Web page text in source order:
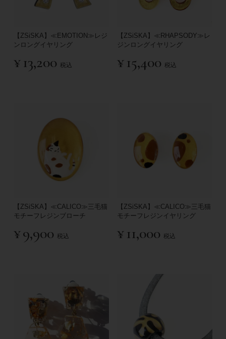
【ZSiSKA】≪EMOTION≫レジ
ンロングイヤリング
¥ 13,200 税込
【ZSiSKA】≪RHAPSODY≫レ
ジンロングイヤリング
¥ 15,400 税込
【ZSiSKA】≪CALICO≫三毛猫
モチーフレジンブローチ
¥9,900 税込
【ZSiSKA】≪CALICO≫三毛猫
モチーフレジンイヤリング
¥ 11,000 税込